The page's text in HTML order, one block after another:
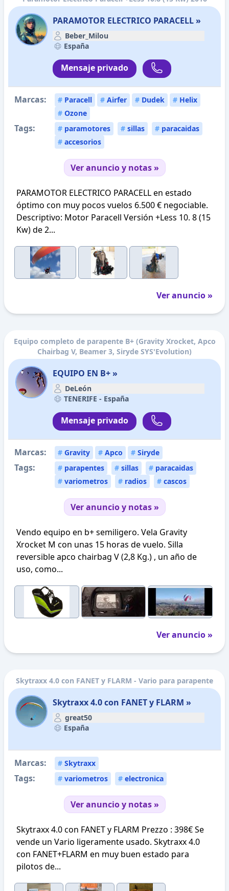
PARAMOTOR ELECTRICO PARACELL »
Beber_Milou
España
Mensaje privado
Marcas: # Paracell # Airfer # Dudek # Helix
# Ozone
Tags: # paramotores # sillas # paracaidas
# accesorios
Ver anuncio y notas »
PARAMOTOR ELECTRICO PARACELL en estado
óptimo con muy pocos vuelos 6.500 € negociable.
Descriptivo: Motor Paracell Versión +Less 10. 8 (15
Kw) de 2...
Ver anuncio »
Equipo completo de parapente B+ (Gravity Xrocket, Apco
Chairbag V, Beamer 3, Siryde SYS'Evolution)
EQUIPO EN B+ »
DeLeón
TENERIFE - España
Mensaje privado
Marcas: # Gravity # Apco # Siryde
Tags: # parapentes # sillas # paracaidas
# variometros # radios # cascos
Ver anuncio y notas »
Vendo equipo en b+ semiligero. Vela Gravity
Xrocket M con unas 15 horas de vuelo. Silla
reversible apco chairbag V (2,8 Kg.) , un año de
uso, como...
Ver anuncio »
Skytraxx 4.0 con FANET y FLARM - Vario para parapente
Skytraxx 4.0 con FANET y FLARM »
great50
España
Marcas: # Skytraxx
Tags: # variometros # electronica
Ver anuncio y notas »
Skytraxx 4.0 con FANET y FLARM Prezzo : 398€ Se
vende un Vario ligeramente usado. Skytraxx 4.0
con FANET+FLARM en muy buen estado para
pilotos de...